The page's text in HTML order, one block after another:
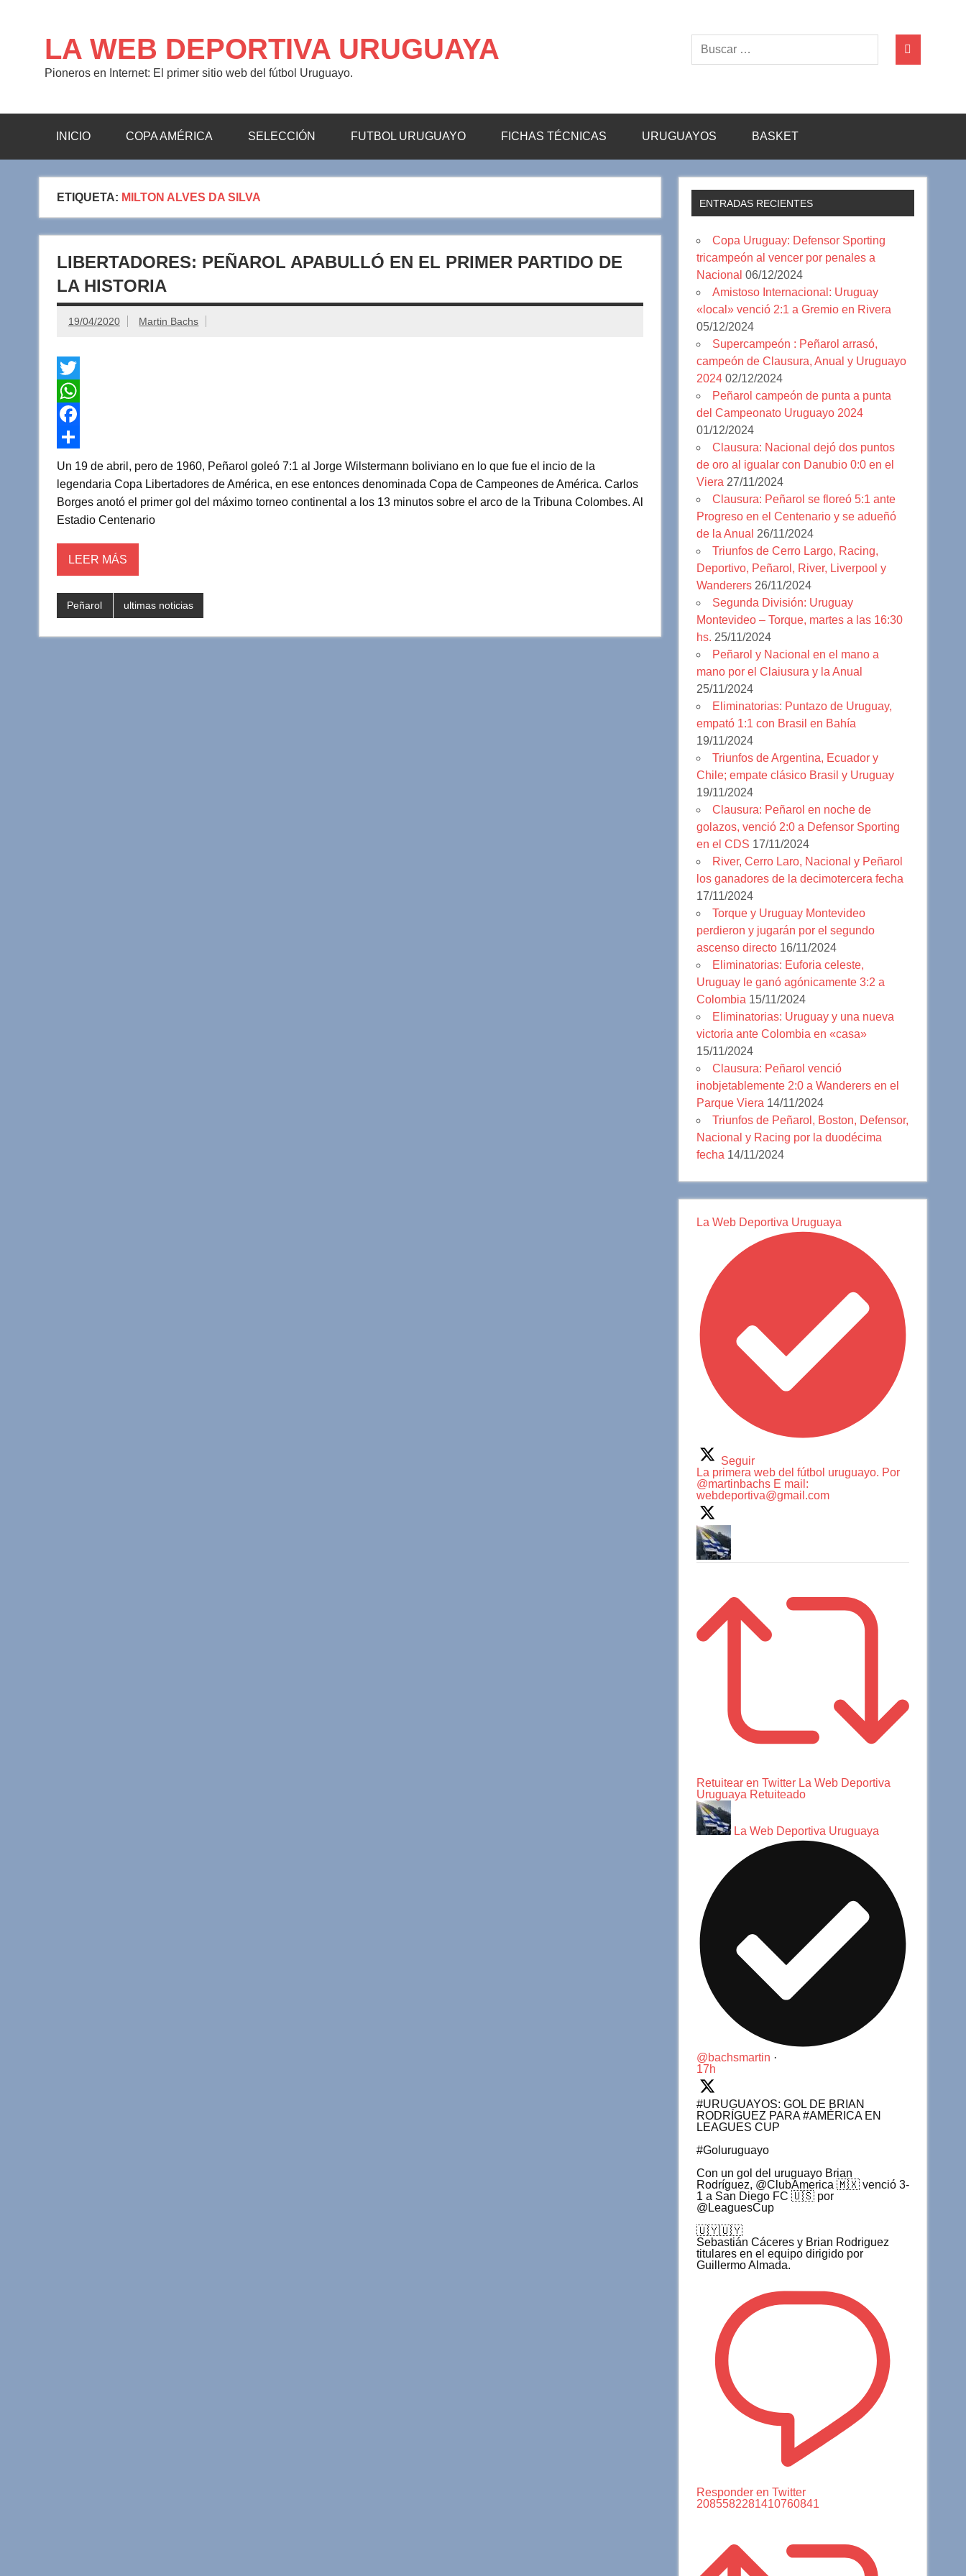
LA WEB DEPORTIVA URUGUAYA
Pioneros en Internet: El primer sitio web del fútbol Uruguayo.
INICIO COPA AMÉRICA SELECCIÓN FUTBOL URUGUAYO FICHAS TÉCNICAS URUGUAYOS BASKET
ETIQUETA: MILTON ALVES DA SILVA
LIBERTADORES: PEÑAROL APABULLÓ EN EL PRIMER PARTIDO DE
LA HISTORIA
19/04/2020 Martin Bachs
T
w
t
t
e
W
h
a
t
s
p
F
a
c
e
o
C
o
m
r
i
Un 19 de abril, pero de 1960, Peñarol goleó 7:1 al Jorge Wilstermann boliviano en lo que fue el incio de la
legendaria Copa Libertadores de América, en ese entonces denominada Copa de Campeones de América. Carlos
Borges anotó el primer gol del máximo torneo continental a los 13 minutos sobre el arco de la Tribuna Colombes. Al
Estadio Centenario
LEER MÁS
Peñarol ultimas noticias
ENTRADAS RECIENTES
Copa Uruguay: Defensor Sporting
tricampeón al vencer por penales a
Nacional 06/12/2024
Amistoso Internacional: Uruguay
«local» venció 2:1 a Gremio en Rivera
05/12/2024
Supercampeón : Peñarol arrasó,
campeón de Clausura, Anual y Uruguayo
2024 02/12/2024
Peñarol campeón de punta a punta
del Campeonato Uruguayo 2024
01/12/2024
Clausura: Nacional dejó dos puntos
de oro al igualar con Danubio 0:0 en el
Viera 27/11/2024
Clausura: Peñarol se floreó 5:1 ante
Progreso en el Centenario y se adueñó
de la Anual 26/11/2024
Triunfos de Cerro Largo, Racing,
Deportivo, Peñarol, River, Liverpool y
Wanderers 26/11/2024
Segunda División: Uruguay
Montevideo – Torque, martes a las 16:30
hs. 25/11/2024
Peñarol y Nacional en el mano a
mano por el Claiusura y la Anual
25/11/2024
Eliminatorias: Puntazo de Uruguay,
empató 1:1 con Brasil en Bahía
19/11/2024
Triunfos de Argentina, Ecuador y
Chile; empate clásico Brasil y Uruguay
19/11/2024
Clausura: Peñarol en noche de
golazos, venció 2:0 a Defensor Sporting
en el CDS 17/11/2024
River, Cerro Laro, Nacional y Peñarol
los ganadores de la decimotercera fecha
17/11/2024
Torque y Uruguay Montevideo
perdieron y jugarán por el segundo
ascenso directo 16/11/2024
Eliminatorias: Euforia celeste,
Uruguay le ganó agónicamente 3:2 a
Colombia 15/11/2024
Eliminatorias: Uruguay y una nueva
victoria ante Colombia en «casa»
15/11/2024
Clausura: Peñarol venció
inobjetablemente 2:0 a Wanderers en el
Parque Viera 14/11/2024
Triunfos de Peñarol, Boston, Defensor,
Nacional y Racing por la duodécima
fecha 14/11/2024
La Web Deportiva Uruguaya
Seguir
La primera web del fútbol uruguayo. Por
@martinbachs E mail:
webdeportiva@gmail.com
Retuitear en Twitter La Web Deportiva
Uruguaya Retuiteado
La Web Deportiva Uruguaya
@bachsmartin ·
17h
#URUGUAYOS: GOL DE BRIAN
RODRÍGUEZ PARA #AMÉRICA EN
LEAGUES CUP
#Goluruguayo
Con un gol del uruguayo Brian
Rodríguez, @ClubAmerica 🇲🇽 venció 3-
1 a San Diego FC 🇺🇸 por
@LeaguesCup
🇺🇾🇺🇾
Sebastián Cáceres y Brian Rodriguez
titulares en el equipo dirigido por
Guillermo Almada.
Responder en Twitter
2085582281410760841